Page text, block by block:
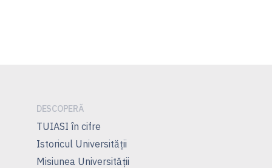
DESCOPERĂ
TUIASI în cifre
Istoricul Universităţii
Misiunea Universităţii